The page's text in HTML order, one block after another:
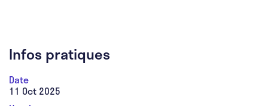
Infos pratiques
Date
11 Oct 2025